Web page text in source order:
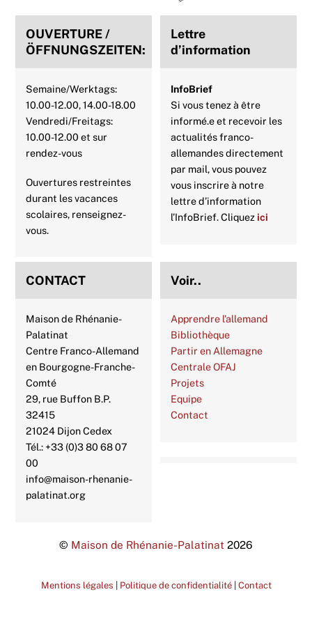
o
k
r e
s
p
p
I
OUVERTURE /
ÖFFNUNGSZEITEN:
Semaine/Werktags:
10.00-12.00, 14.00-18.00
Vendredi/Freitags:
10.00-12.00 et sur
rendez-vous
Ouvertures restreintes
durant les vacances
scolaires, renseignez-
vous.
Lettre
d’information
InfoBrief
Si vous tenez à être
informé.e et recevoir les
actualités franco-
allemandes directement
par mail, vous pouvez
vous inscrire à notre
lettre d’information
l’InfoBrief. Cliquezici
CONTACT
Maison de Rhénanie-
Palatinat
Centre Franco-Allemand
en Bourgogne-Franche-
Comté
29, rue Buffon B.P.
32415
21024 Dijon Cedex
Tél.: +33 (0)3 80 68 07
00
info@maison-rhenanie-
palatinat.org
Voir..
Apprendre l’allemand
Bibliothèque
Partir en Allemagne
Centrale OFAJ
Projets
Equipe
Contact
© Maison de Rhénanie-Palatinat 2026
Mentions légales Politique de confidentialité| Contact